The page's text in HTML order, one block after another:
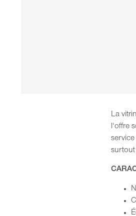
La
l‘offre
surtout